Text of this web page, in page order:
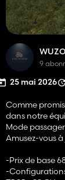
9
25 mai 2026
Comme
dans notre
Mode
Amusez-vous à
-Prix de base
-